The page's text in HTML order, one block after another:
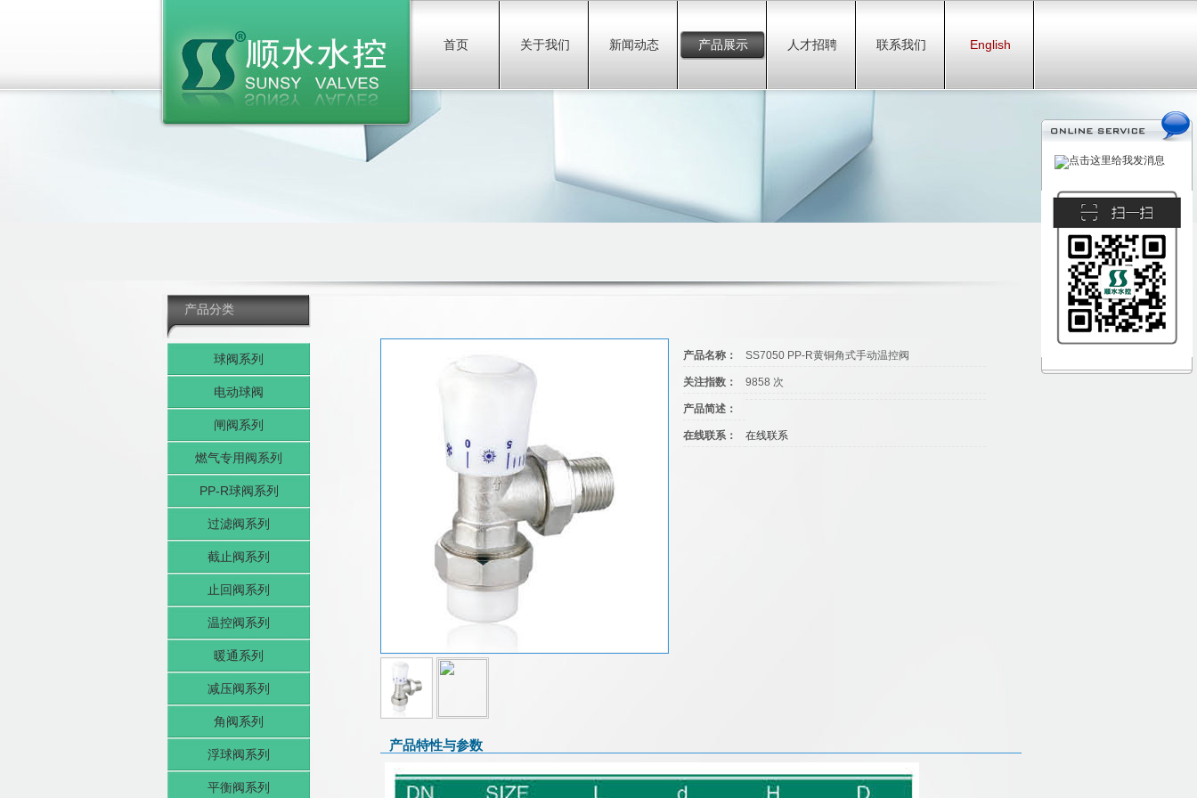
首页 关于我们 新闻动态 产品展示 人才招聘 联系我们 English
产品分类
球阀系列
电动球阀
闸阀系列
燃气专用阀系列
PP-R球阀系列
过滤阀系列
截止阀系列
止回阀系列
温控阀系列
暖通系列
减压阀系列
角阀系列
浮球阀系列
平衡阀系列
产品名称： SS7050 PP-R黄铜角式手动温控阀
关注指数： 9858 次
产品简述：
在线联系： 在线联系
产品特性与参数